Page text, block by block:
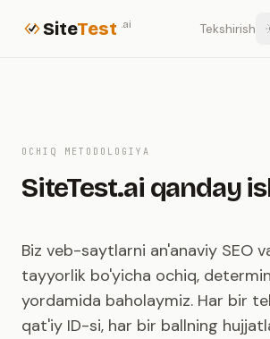
SiteTest .ai Tekshirish
OCHIQ METODOLOGIYA
SiteTest.ai qanday
Biz veb-saytlarni an'anaviy SEO
tayyorlik bo'yicha ochiq,
yordamida baholaymiz. Har bir
qat'iy ID-si, har bir ballning